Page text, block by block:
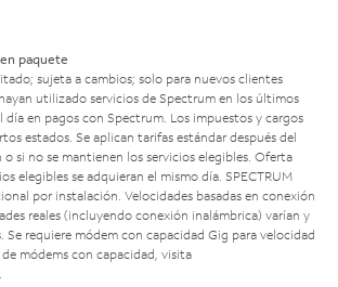
paquete
sujeta a cambios; solo para nuevos clientes
utilizado servicios de Spectrum en los últimos
día en pagos con Spectrum. Los impuestos y cargos
estados. Se aplican tarifas estándar después del
si no se mantienen los servicios elegibles. Oferta
elegibles se adquieran el mismo día. SPECTRUM
por instalación. Velocidades basadas en conexión
reales (incluyendo conexión inalámbrica) varían y
Se requiere módem con capacidad Gig para velocidad
módems con capacidad, visita